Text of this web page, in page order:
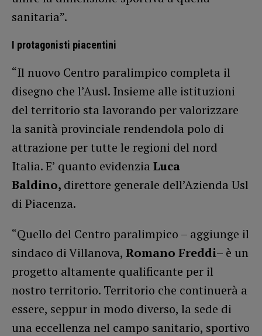
sanitaria”.
I protagonisti piacentini
“Il nuovo Centro paralimpico completa il
disegno che l’Ausl. Insieme alle istituzioni
del territorio sta lavorando per valorizzare
la sanità provinciale rendendola polo di
attrazione per tutte le regioni del nord
Italia. E’ quanto evidenzia Luca
Baldino, direttore generale dell’Azienda Usl
di Piacenza.
“Quello del Centro paralimpico – aggiunge il
sindaco di Villanova, Romano Freddi– è un
progetto altamente qualificante per il
nostro territorio. Territorio che continuerà a
essere, seppur in modo diverso, la sede di
una eccellenza nel campo sanitario, sportivo